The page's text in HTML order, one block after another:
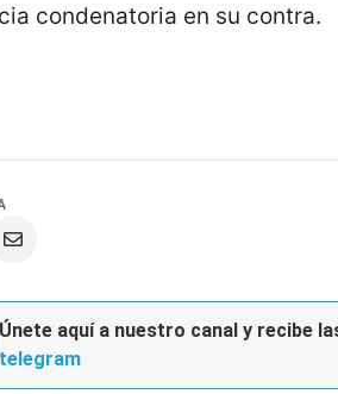
condenatoria en su contra.
Únete aquí a nuestro canal y recibe
telegram